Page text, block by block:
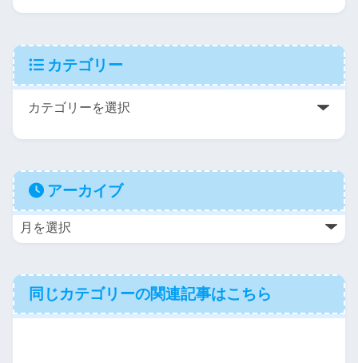
カテゴリー
アーカイブ
同じカテゴリーの関連記事はこちら